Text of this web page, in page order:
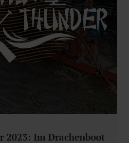
2023: Im Drachenboot